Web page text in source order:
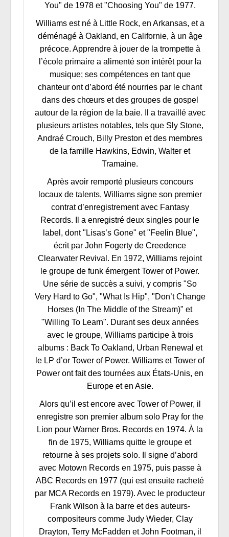
You" de 1978 et "Choosing You" de 1977.
Williams est né à Little Rock, en Arkansas, et a
déménagé à Oakland, en Californie, à un âge
précoce. Apprendre à jouer de la trompette à
l’école primaire a alimenté son intérêt pour la
musique; ses compétences en tant que
chanteur ont d’abord été nourries par le chant
dans des chœurs et des groupes de gospel
autour de la région de la baie. Il a travaillé avec
plusieurs artistes notables, tels que Sly Stone,
Andraé Crouch, Billy Preston et des membres
de la famille Hawkins, Edwin, Walter et
Tramaine.
Après avoir remporté plusieurs concours
locaux de talents, Williams signe son premier
contrat d’enregistrement avec Fantasy
Records. Il a enregistré deux singles pour le
label, dont "Lisas’s Gone" et "Feelin Blue",
écrit par John Fogerty de Creedence
Clearwater Revival. En 1972, Williams rejoint
le groupe de funk émergent Tower of Power.
Une série de succès a suivi, y compris "So
Very Hard to Go", "What Is Hip", "Don’t Change
Horses (In The Middle of the Stream)" et
"Willing To Learn". Durant ses deux années
avec le groupe, Williams participe à trois
albums : Back To Oakland, Urban Renewal et
le LP d’or Tower of Power. Williams et Tower of
Power ont fait des tournées aux États-Unis, en
Europe et en Asie.
Alors qu’il est encore avec Tower of Power, il
enregistre son premier album solo Pray for the
Lion pour Warner Bros. Records en 1974. À la
fin de 1975, Williams quitte le groupe et
retourne à ses projets solo. Il signe d’abord
avec Motown Records en 1975, puis passe à
ABC Records en 1977 (qui est ensuite racheté
par MCA Records en 1979). Avec le producteur
Frank Wilson à la barre et des auteurs-
compositeurs comme Judy Wieder, Clay
Drayton, Terry McFadden et John Footman, il